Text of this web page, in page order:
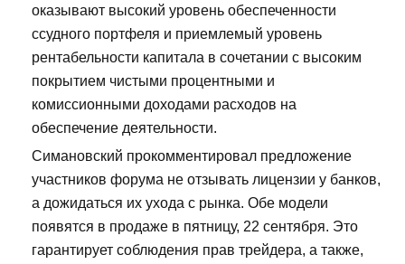
оказывают высокий уровень обеспеченности
ссудного портфеля и приемлемый уровень
рентабельности капитала в сочетании с высоким
покрытием чистыми процентными и
комиссионными доходами расходов на
обеспечение деятельности.
Симановский прокомментировал предложение
участников форума не отзывать лицензии у банков,
а дожидаться их ухода с рынка. Обе модели
появятся в продаже в пятницу, 22 сентября. Это
гарантирует соблюдения прав трейдера, а также,